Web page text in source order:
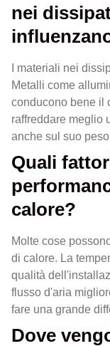
nei
I materiali nei
Metalli come
conducono bene il
raffreddare meglio
anche sul suo
Quali
calore?
Molte cose
di calore. La
qualità
flusso d'aria
fare una grande
Dove